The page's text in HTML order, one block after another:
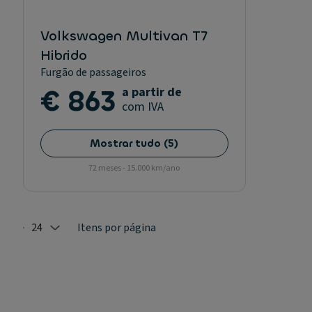
Volkswagen Multivan T7
Hibrido
Furgão de passageiros
€ 863 a partir de
com IVA
Mostrar tudo (5)
72 meses - 15.000 km/ano
Selected: 24
24 Itens por página